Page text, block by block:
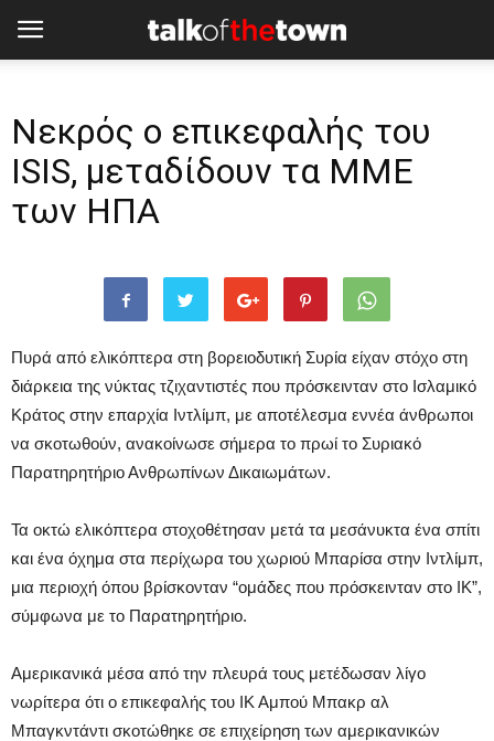
Νεκρός ο επικεφαλής του
ISIS, μεταδίδουν τα ΜΜΕ
των ΗΠΑ
Πυρά από ελικόπτερα στη βορειοδυτική Συρία είχαν στόχο στη
διάρκεια της νύκτας τζιχαντιστές που πρόσκεινταν στο Ισλαμικό
Κράτος στην επαρχία Ιντλίμπ, με αποτέλεσμα εννέα άνθρωποι
να σκοτωθούν, ανακοίνωσε σήμερα το πρωί το Συριακό
Παρατηρητήριο Ανθρωπίνων Δικαιωμάτων.
Τα οκτώ ελικόπτερα στοχοθέτησαν μετά τα μεσάνυκτα ένα σπίτι
και ένα όχημα στα περίχωρα του χωριού Μπαρίσα στην Ιντλίμπ,
μια περιοχή όπου βρίσκονταν “ομάδες που πρόσκεινταν στο ΙΚ”,
σύμφωνα με το Παρατηρητήριο.
Αμερικανικά μέσα από την πλευρά τους μετέδωσαν λίγο
νωρίτερα ότι ο επικεφαλής του ΙΚ Αμπού Μπακρ αλ
Μπαγκντάντι σκοτώθηκε σε επιχείρηση των αμερικανικών